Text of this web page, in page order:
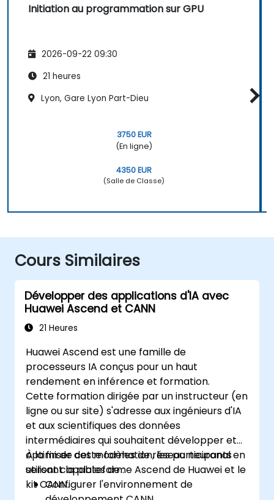
Initiation au programmation sur GPU
2026-09-22 09:30
21 heures
Lyon, Gare Lyon Part-Dieu
3750 EUR
(En ligne)
4350 EUR
(Salle de Classe)
Cours Similaires
Développer des applications d'IA avec
Huawei Ascend et CANN
21 Heures
Huawei Ascend est une famille de
processeurs IA conçus pour un haut
rendement en inférence et formation.
Cette formation dirigée par un instructeur (en
ligne ou sur site) s'adresse aux ingénieurs d'IA
et aux scientifiques des données
intermédiaires qui souhaitent développer et
optimiser des modèles de réseau neuronal en
utilisant la plateforme Ascend de Huawei et le
kit CANN.
À la fin de cette formation, les participants
seront capables de :
Configurer l'environnement de